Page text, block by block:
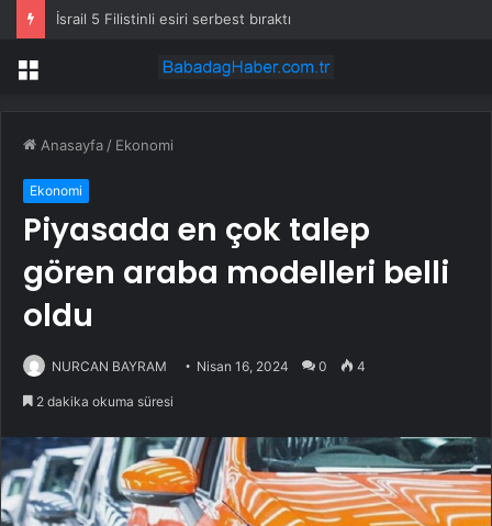
İsrail 5 Filistinli esiri serbest bıraktı
Menü
Anasayfa / Ekonomi
Ekonomi
Piyasada en çok talep
gören araba modelleri belli
oldu
NURCAN BAYRAM Nisan 16, 2024 0 4
2 dakika okuma süresi